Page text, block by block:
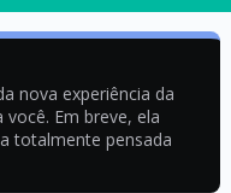
nova experiência da
Em breve, ela
totalmente pensada